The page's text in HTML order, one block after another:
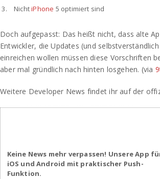
NichtiPhone 5 optimiert sind
Doch aufgepasst: Das heißt nicht, dass alte
Entwickler, die Updates (und
einreichen wollen müssen diese Vorschriften
aber mal gründlich nach hinten losgehen. (via
Weitere Developer News findet ihr auf der
Keine News mehr verpassen! Unsere App
iOS und Android mit praktischer Push-
Funktion.